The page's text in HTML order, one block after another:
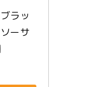
ラッ
ーサ